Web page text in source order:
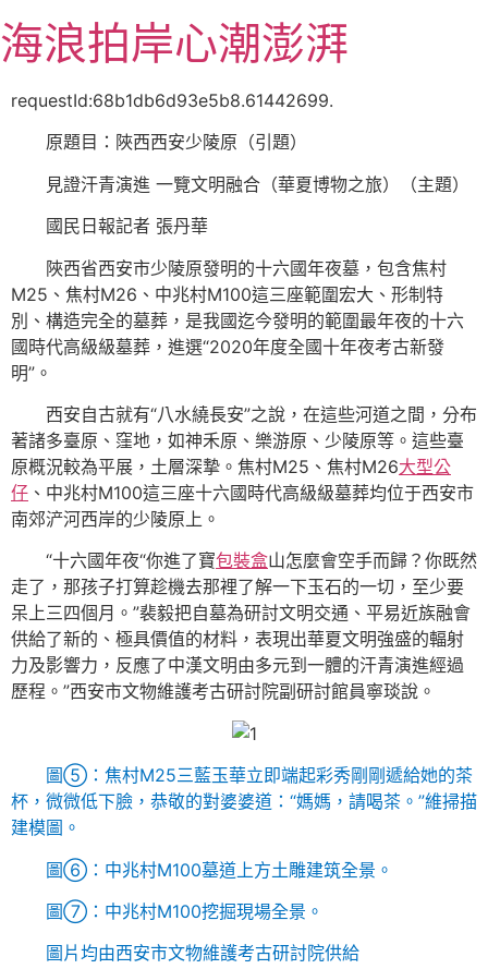
至
主海浪拍岸心潮澎湃
requestId:68b1db6d93e5b8.61442699.
原題目：陜西西安少陵原（引題）
見證汗青演進 一覽文明融合（華夏博物之旅）（主題）
國民日報記者 張丹華
陜西省西安市少陵原發明的十六國年夜墓，包含焦村
M25、焦村M26、中兆村M100這三座範圍宏大、形制特
別、構造完全的墓葬，是我國迄今發明的範圍最年夜的十六
國時代高級級墓葬，進選“2020年度全國十年夜考古新發
明”。
西安自古就有“八水繞長安”之說，在這些河道之間，分布
著諸多臺原、窪地，如神禾原、樂游原、少陵原等。這些臺
原概況較為平展，土層深摯。焦村M25、焦村M26大型公
仔 、中兆村M100這三座十六國時代高級級墓葬均位于西安市
南郊浐河西岸的少陵原上。
“十六國年夜“你進了寶包裝盒山怎麼會空手而歸？你既然
走了，那孩子打算趁機去那裡了解一下玉石的一切，至少要
呆上三四個月。”裴毅把自墓為研討文明交通、平易近族融會
供給了新的、極具價值的材料，表現出華夏文明強盛的輻射
力及影響力，反應了中漢文明由多元到一體的汗青演進經過
歷程。”西安市文物維護考古研討院副研討館員寧琰說。
圖⑤：焦村M25三藍玉華立即端起彩秀剛剛遞給她的茶
杯，微微低下臉，恭敬的對婆婆道：“媽媽，請喝茶。”維掃描
建模圖。
圖⑥：中兆村M100墓道上方土雕建筑全景。
圖⑦：中兆村M100挖掘現場全景。
圖片均由西安市文物維護考古研討院供給